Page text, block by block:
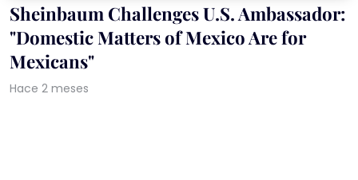
Sheinbaum Challenges U.S. Ambassador:
"Domestic Matters of Mexico Are for
Mexicans"
Hace 2 meses